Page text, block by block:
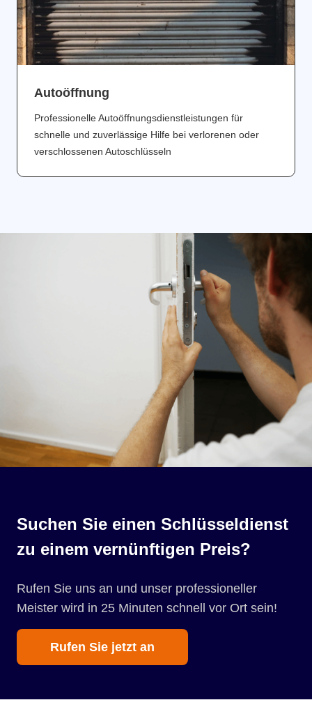
Аutoöffnung
Professionelle Autoöffnungsdienstleistungen für
schnelle und zuverlässige Hilfe bei verlorenen oder
verschlossenen Autoschlüsseln
Suchen Sie einen Schlüsseldienst
zu einem vernünftigen Preis?
Rufen Sie uns an und unser professioneller
Meister wird in 25 Minuten schnell vor Ort sein!
Rufen Sie jetzt an